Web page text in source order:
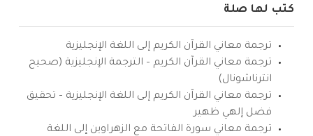
كتب لها صلة
ترجمة معاني القرآن الكريم إلى اللغة الإنجليزية
ترجمة معاني القرآن الكريم – الترجمة الإنجليزية (صحيح
انترناشونال)
ترجمة معاني القرآن الكريم إلى اللغة الإنجليزية – تحقيق
فضل إلهي ظهير
ترجمة معاني سورة الفاتحة مع الزهراوين إلى اللغة